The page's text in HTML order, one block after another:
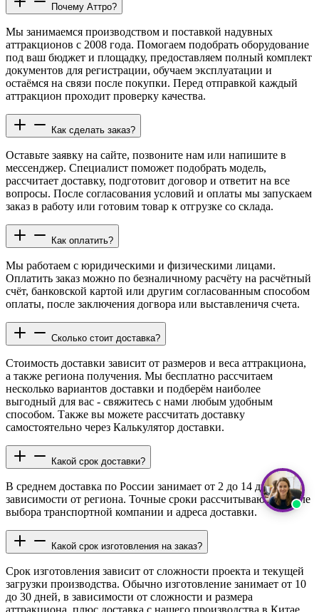
Почему Аттро?
Мы занимаемся производством и поставкой надувных
аттракционов с 2008 года. Помогаем подобрать оборудование
под ваш бюджет и площадку, предоставляем полный комплект
документов для регистрации, обучаем эксплуатации и
остаёмся на связи после покупки. Перед отправкой каждый
аттракцион проходит проверку качества.
Как сделать заказ?
Оставьте заявку на сайте, позвоните нам или напишите в
мессенджер. Специалист поможет подобрать модель,
рассчитает доставку, подготовит договор и ответит на все
вопросы. После согласования условий и оплаты мы запускаем
заказ в работу или готовим товар к отгрузке со склада.
Как оплатить?
Мы работаем с юридическими и физическими лицами.
Оплатить заказ можно по безналичному расчёту на расчётный
счёт, банковской картой или другим согласованным способом
оплаты, после заключения догвора или выставленичя счета.
Сколько стоит доставка?
Стоимость доставки зависит от размеров и веса аттракциона,
а также региона получения. Мы бесплатно рассчитаем
несколько вариантов доставки и подберём наиболее
выгодный для вас - свяжитесь с нами любым удобным
способом. Также вы можете рассчитать доставку
самостоятельно через Калькулятор доставки.
Какой срок доставки?
В среднем доставка по России занимает от 2 до 14 дней в
зависимости от региона. Точные сроки рассчитываются после
выбора транспортной компании и адреса доставки.
Какой срок изготовления на заказ?
Срок изготовления зависит от сложности проекта и текущей
загрузки производства. Обычно изготовление занимает от 10
до 30 дней, в зависимости от сложности и размера
аттракциона, плюс доставка с нашего производства в Китае,